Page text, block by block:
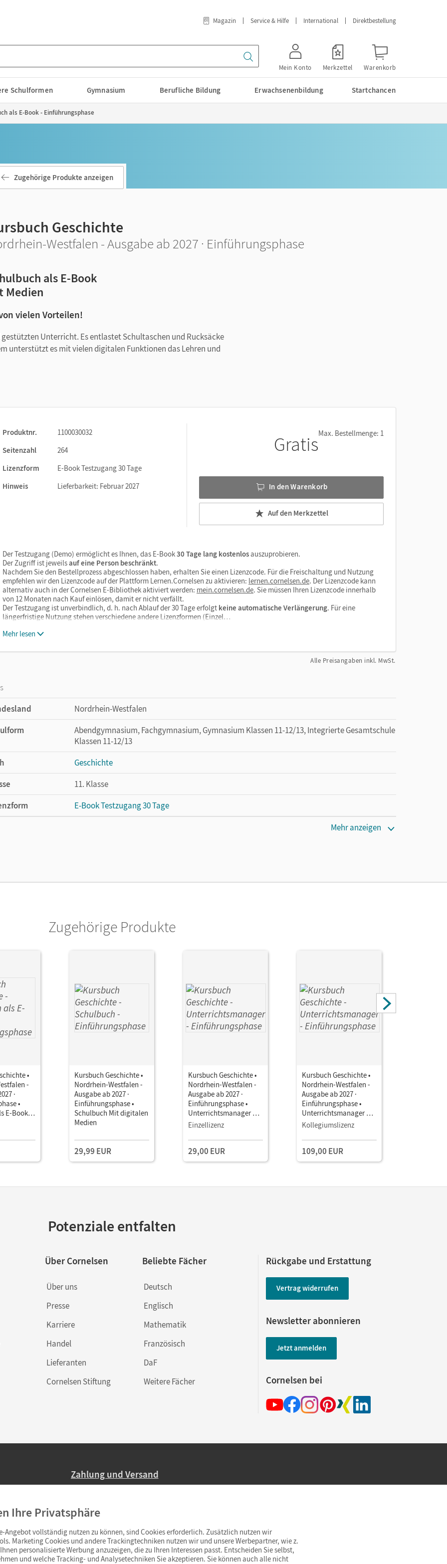
Magazin Service & Hilfe International Direktbestellung
Mein Konto Merkzettel Warenkorb
Schulformen Gymnasium Berufliche Bildung Erwachsenenbildung Startchancen
als E-Book - Einführungsphase
Zugehörige Produkte anzeigen
Geschichte
Westfalen - Ausgabe ab 2027 · Einführungsphase
als E-Book
Medien
vielen Vorteilen!
Unterricht. Es entlastet Schultaschen und Rucksäcke
unterstützt es mit vielen digitalen Funktionen das Lehren und
Sie sind seitengenau platziert, damit Sie und Ihre Schüler/-innen
Sie das Lehren und Lernen zeitsparend und
Produktnr.
1100030032
Seitenzahl
264
Lizenzform
E-Book Testzugang 30 Tage
Hinweis
Lieferbarkeit: Februar 2027
GratisMax. Bestellmenge: 1
In den Warenkorb
Auf den Merkzettel
Der Testzugang (Demo) ermöglicht es Ihnen, das E-Book30 Tage lang kostenlosauszuprobieren.
Der Zugriff ist jeweilsauf eine Person beschränkt.
Nachdem Sie den Bestellprozess abgeschlossen haben, erhalten Sie einen Lizenzcode. Für die Freischaltung und Nutzung
empfehlen wir den Lizenzcode auf der Plattform Lernen.Cornelsen zu aktivieren: lernen.cornelsen.de. Der Lizenzcode kann
alternativ auch in der Cornelsen E-Bibliothek aktiviert werden: mein.cornelsen.de. Sie müssen Ihren Lizenzcode innerhalb
von 12 Monaten nach Kauf einlösen, damit er nicht verfällt.
Der Testzugang ist unverbindlich, d. h. nach Ablauf der 30 Tage erfolgt keine automatische Verlängerung. Für eine
längerfristige Nutzung stehen verschiedene andere Lizenzformen (Einzel…
Mehr lesen
Alle Preisangaben inkl. MwSt.
Nordrhein-Westfalen
Abendgymnasium, Fachgymnasium, Gymnasium Klassen 11-12/13, Integrierte Gesamtschule
Klassen 11-12/13
Geschichte
11. Klasse
E-Book Testzugang 30 Tage
Mehr anzeigen
Zugehörige Produkte
•
-
·
•
E-Book
Kursbuch Geschichte •
Nordrhein-Westfalen -
Ausgabe ab 2027 ·
Einführungsphase •
Schulbuch Mit digitalen
Medien
29,99 EUR
Kursbuch Geschichte •
Nordrhein-Westfalen -
Ausgabe ab 2027 ·
Einführungsphase •
Unterrichtsmanager E-
Book mit
und Planungstools
Einzellizenz
29,00 EUR
Kursbuch Geschichte •
Nordrhein-Westfalen -
Ausgabe ab 2027 ·
Einführungsphase •
Unterrichtsmanager E-
Book mit
Lehrkräftematerialien
und Planungstools
Kollegiumslizenz
109,00 EUR
Potenziale entfalten
Über Cornelsen
Über uns
Presse
Karriere
Handel
Lieferanten
Cornelsen Stiftung
Beliebte Fächer
Deutsch
Englisch
Mathematik
Französisch
DaF
Weitere Fächer
Rückgabe und Erstattung
Vertrag widerrufen
Newsletter abonnieren
Jetzt anmelden
Cornelsen bei
Zahlung und Versand
Ab 59,– EUR Bestellwert liefern wir versandkostenfrei innerhalb Deutschlands
(Lieferung in 3–6 Tagen).
Ihre Privatsphäre
Angebot vollständig nutzen zu können, sind Cookies erforderlich. Zusätzlich nutzen wir
Marketing Cookies und andere Trackingtechniken nutzen wir und unsere Werbepartner, wie z.
personalisierte Werbung anzuzeigen, die zu Ihren Interessen passt. Entscheiden Sie selbst,
und welche Tracking- und Analysetechniken Sie akzeptieren. Sie können auch alle nicht